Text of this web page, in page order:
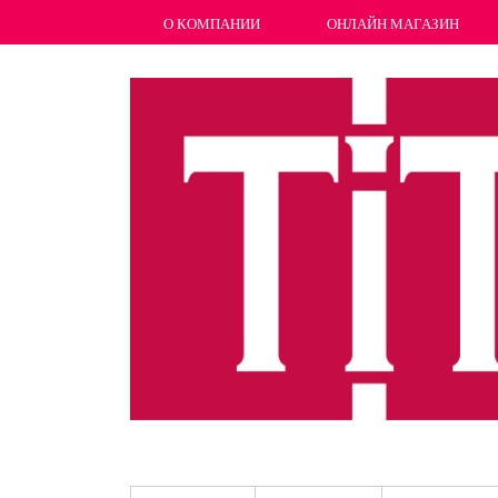
О КОМПАНИИ ОНЛАЙН МАГАЗИН